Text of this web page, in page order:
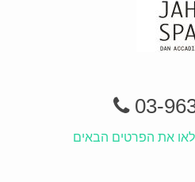
03-
את הפרטים הבאים